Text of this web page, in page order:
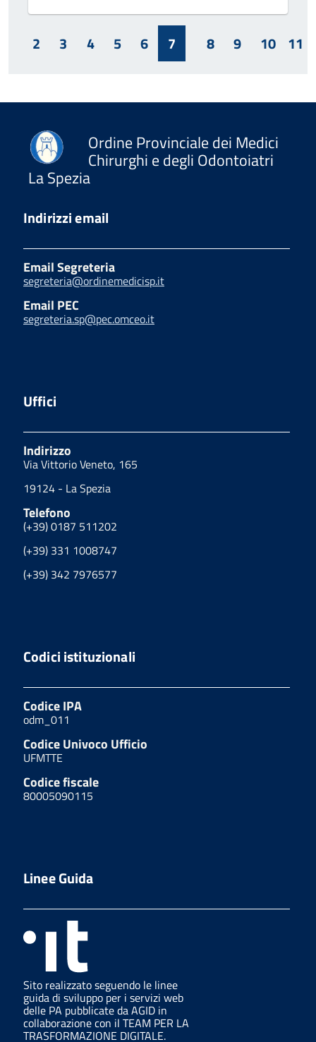
2 3 4 5 6 7 8 9 10 11
Ordine Provinciale dei Medici
Chirurghi e degli Odontoiatri
La Spezia
Indirizzi email
Email Segreteria
segreteria@ordinemedicisp.it
Email PEC
segreteria.sp@pec.omceo.it
Uffici
Indirizzo
Via Vittorio Veneto, 165
19124 - La Spezia
Telefono
(+39) 0187 511202
(+39) 331 1008747
(+39) 342 7976577
Codici istituzionali
Codice IPA
odm_011
Codice Univoco Ufficio
UFMTTE
Codice fiscale
80005090115
Linee Guida
Sito realizzato seguendo le linee
guida di sviluppo per i servizi web
delle PA pubblicate da AGID in
collaborazione con il TEAM PER LA
TRASFORMAZIONE DIGITALE.